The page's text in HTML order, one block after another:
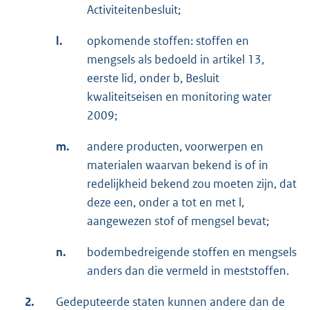
Activiteitenbesluit;
l.
opkomende stoffen: stoffen en
mengsels als bedoeld in artikel 13,
eerste lid, onder b, Besluit
kwaliteitseisen en monitoring water
2009;
m.
andere producten, voorwerpen en
materialen waarvan bekend is of in
redelijkheid bekend zou moeten zijn, dat
deze een, onder a tot en met l,
aangewezen stof of mengsel bevat;
n.
bodembedreigende stoffen en mengsels
anders dan die vermeld in meststoffen.
2.
Gedeputeerde staten kunnen andere dan de